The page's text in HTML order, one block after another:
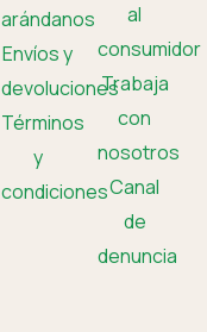
arándanos
Envíos y
devoluciones
Términos
y
condiciones
al
consumidor
Trabaja
con
nosotros
Canal
de
denuncia